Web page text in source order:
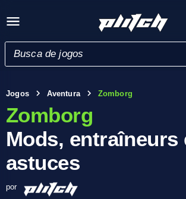
Jogos Aventura Zomborg
Zomborg
Mods, entraîneurs
astuces
por